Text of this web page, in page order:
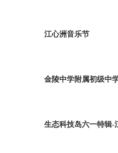
江心洲音乐节
金陵中学附属初级中
生态科技岛六一特辑-